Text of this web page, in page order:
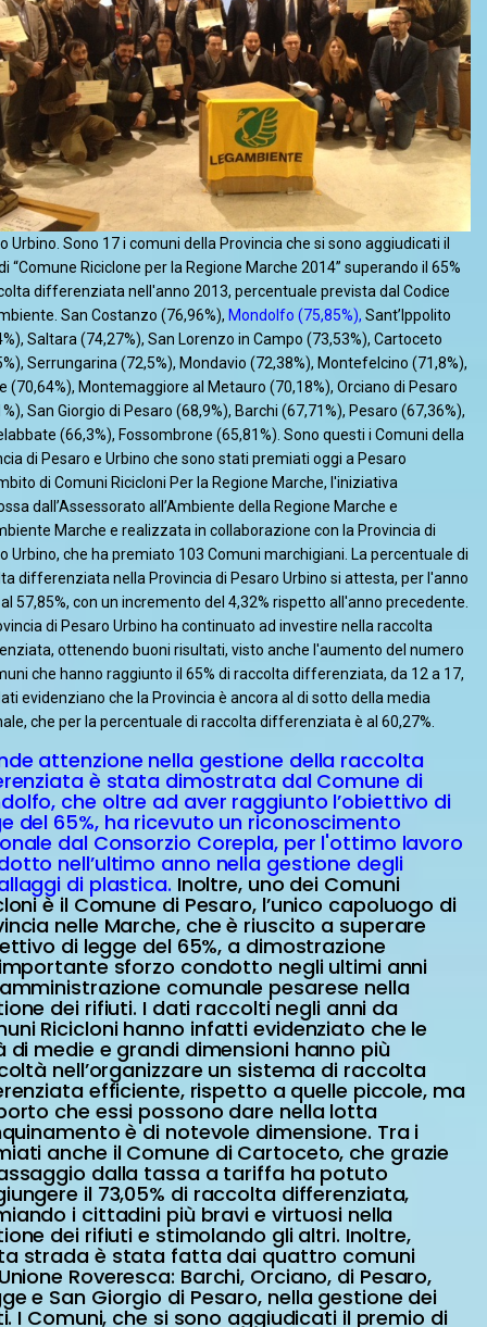
Urbino. Sono 17 i comuni della Provincia che si sono aggiudicati il
“Comune Riciclone per la Regione Marche 2014” superando il 65%
differenziata nell'anno 2013, percentuale prevista dal Codice
San Costanzo (76,96%), Mondolfo (75,85%), Sant’Ippolito
Saltara (74,27%), San Lorenzo in Campo (73,53%), Cartoceto
Serrungarina (72,5%), Mondavio (72,38%), Montefelcino (71,8%),
(70,64%), Montemaggiore al Metauro (70,18%), Orciano di Pesaro
San Giorgio di Pesaro (68,9%), Barchi (67,71%), Pesaro (67,36%),
(66,3%), Fossombrone (65,81%). Sono questi i Comuni della
di Pesaro e Urbino che sono stati premiati oggi a Pesaro
di Comuni Ricicloni Per la Regione Marche, l'iniziativa
dall’Assessorato all’Ambiente della Regione Marche e
Marche e realizzata in collaborazione con la Provincia di
Urbino, che ha premiato 103 Comuni marchigiani. La percentuale di
differenziata nella Provincia di Pesaro Urbino si attesta, per l'anno
57,85%, con un incremento del 4,32% rispetto all'anno precedente.
di Pesaro Urbino ha continuato ad investire nella raccolta
ottenendo buoni risultati, visto anche l'aumento del numero
che hanno raggiunto il 65% di raccolta differenziata, da 12 a 17,
evidenziano che la Provincia è ancora al di sotto della media
che per la percentuale di raccolta differenziata è al 60,27%.
attenzione nella gestione della raccolta
è stata dimostrata dal Comune di
che oltre ad aver raggiunto l’obiettivo di
del 65%, ha ricevuto un riconoscimento
dal Consorzio Corepla, per l'ottimo lavoro
nell’ultimo anno nella gestione degli
di plastica. Inoltre, uno dei Comuni
è il Comune di Pesaro, l’unico capoluogo di
nelle Marche, che è riuscito a superare
di legge del 65%, a dimostrazione
sforzo condotto negli ultimi anni
comunale pesarese nella
dei rifiuti. I dati raccolti negli anni da
Ricicloni hanno infatti evidenziato che le
di medie e grandi dimensioni hanno più
nell’organizzare un sistema di raccolta
efficiente, rispetto a quelle piccole, ma
che essi possono dare nella lotta
è di notevole dimensione. Tra i
anche il Comune di Cartoceto, che grazie
dalla tassa a tariffa ha potuto
il 73,05% di raccolta differenziata,
i cittadini più bravi e virtuosi nella
dei rifiuti e stimolando gli altri. Inoltre,
strada è stata fatta dai quattro comuni
Roveresca: Barchi, Orciano, di Pesaro,
e San Giorgio di Pesaro, nella gestione dei
I Comuni, che si sono aggiudicati il premio di